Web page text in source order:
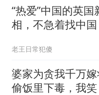
“热爱”中国的英国
相，不急着找中国
老王日常犯傻
婆家为贪我千万
偷饭里下毒，我笑